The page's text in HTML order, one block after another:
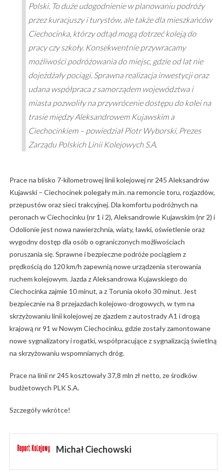
Polski. To duże udogodnienie w planowaniu podróży
przez kuracjuszy i turystów, ale także dla mieszkańców
Ciechocinka, którzy odtąd mogą dotrzeć koleją do
pracy czy szkoły. Konsekwentnie przywracamy
możliwości podróżowania do miejsc, gdzie od lat nie
dojeżdżały pociągi. Sprawna realizacja inwestycji oraz
udana współpraca z samorządem województwa i
miasta pozwoliły na przywrócenie dostępu do kolei na
trasie między Aleksandrowem Kujawskim a
Ciechocinkiem– powiedział Piotr Wyborski, Prezes
Zarządu Polskich Linii Kolejowych S.A.
Prace na blisko 7-kilometrowej linii kolejowej nr 245 Aleksandrów
Kujawski – Ciechocinek polegały m.in. na remoncie toru, rozjazdów,
przepustów oraz sieci trakcyjnej. Dla komfortu podróżnych na
peronach w Ciechocinku (nr 1 i 2), Aleksandrowie Kujawskim (nr 2) i
Odolionie jest nowa nawierzchnia, wiaty, ławki, oświetlenie oraz
wygodny dostęp dla osób o ograniczonych możliwościach
poruszania się. Sprawne i bezpieczne podróże pociągiem z
prędkością do 120 km/h zapewnią nowe urządzenia sterowania
ruchem kolejowym. Jazda z Aleksandrowa Kujawskiego do
Ciechocinka zajmie 10 minut, a z Torunia około 30 minut. Jest
bezpiecznie na 8 przejazdach kolejowo-drogowych, w tym na
skrzyżowaniu linii kolejowej ze zjazdem z autostrady A1 i drogą
krajową nr 91 w Nowym Ciechocinku, gdzie zostały zamontowane
nowe sygnalizatory i rogatki, współpracujące z sygnalizacją świetlną
na skrzyżowaniu wspomnianych dróg.
Prace na linii nr 245 kosztowały 37,8 mln zł netto, ze środków
budżetowych PLK S.A.
Szczegóły wkrótce!
Michał Ciechowski